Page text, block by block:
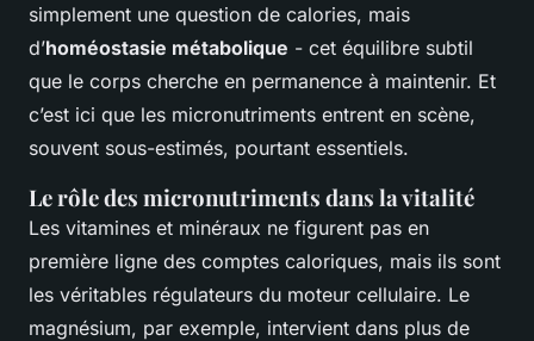
simplement une question de calories, mais
d’homéostasie métabolique - cet équilibre subtil
que le corps cherche en permanence à maintenir. Et
c’est ici que les micronutriments entrent en scène,
souvent sous-estimés, pourtant essentiels.
Le rôle des micronutriments dans la vitalité
Les vitamines et minéraux ne figurent pas en
première ligne des comptes caloriques, mais ils sont
les véritables régulateurs du moteur cellulaire. Le
magnésium, par exemple, intervient dans plus de